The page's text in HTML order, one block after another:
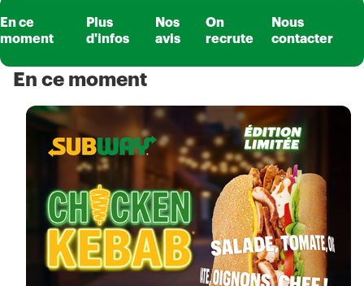
En ce
moment
Plus
d'infos
Nos
avis
On
recrute
Nous
contacter
En ce moment